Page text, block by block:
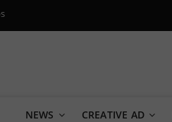
Oops!
NEWS CREATIVE AD